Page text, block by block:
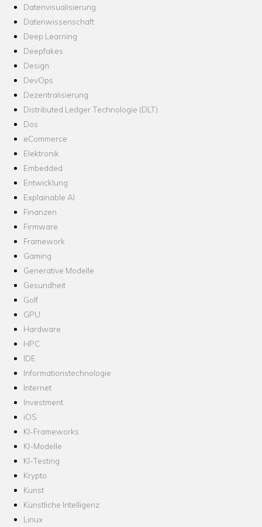
Datenvisualisierung
Datenwissenschaft
Deep Learning
Deepfakes
Design
DevOps
Dezentralisierung
Distributed Ledger Technologie (DLT)
Dos
eCommerce
Elektronik
Embedded
Entwicklung
Explainable AI
Finanzen
Firmware
Framework
Gaming
Generative Modelle
Gesundheit
Golf
GPU
Hardware
HPC
IDE
Informationstechnologie
Internet
Investment
iOS
KI-Frameworks
KI-Modelle
KI-Testing
Krypto
Kunst
Künstliche Intelligenz
Linux